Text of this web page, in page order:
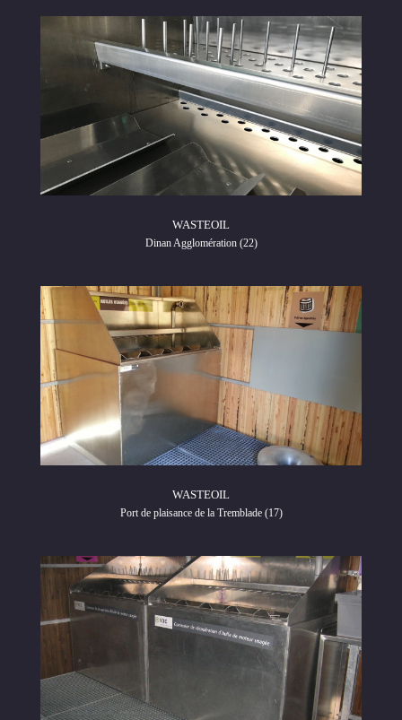
WASTEOIL
Dinan Agglomération (22)
WASTEOIL
Port de plaisance de la Tremblade (17)